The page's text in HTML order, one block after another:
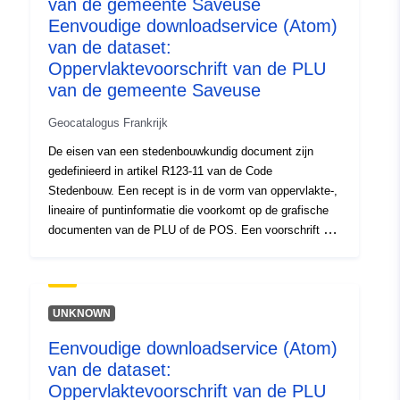
van de gemeente Saveuse
Eenvoudige downloadservice (Atom)
van de dataset:
Oppervlaktevoorschrift van de PLU
van de gemeente Saveuse
Geocatalogus Frankrijk
De eisen van een stedenbouwkundig document zijn
gedefinieerd in artikel R123-11 van de Code
Stedenbouw. Een recept is in de vorm van oppervlakte-,
lineaire of puntinformatie die voorkomt op de grafische
documenten van de PLU of de POS. Een voorschrift dat
regulering van het gebied.
UNKNOWN
Eenvoudige downloadservice (Atom)
van de dataset:
Oppervlaktevoorschrift van de PLU